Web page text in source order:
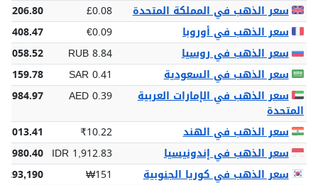
سعر الذهب في المملكة المتحدة
£0.08
سعر الذهب في أوروبا
€0.09
سعر الذهب في روسيا
RUB 8.84
سعر الذهب في السعودية
SAR 0.41
سعر الذهب في الإمارات العربية
المتحدة
AED 0.39
سعر الذهب في الهند
₹10.22
سعر الذهب في إندونيسيا
IDR 1,912.83
سعر الذهب في كوريا الجنوبية
₩151